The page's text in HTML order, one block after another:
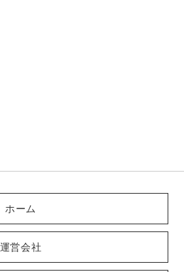
ホーム
運営会社